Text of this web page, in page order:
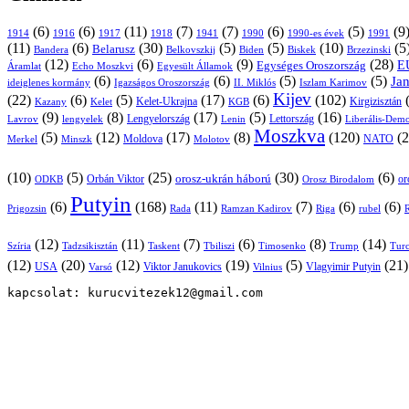
1914 (6) 1916 (6) 1917 (11) 1918 (7) 1941 (7) 1990 (6) 1990-es évek (5) 1991
(11) Bandera (6) Belarusz (30) Belkovszkij (5) Biden (5) Biskek (10) Brzezinski
Áramlat (12) Echo Moszkvi (6) Egyesült Államok (9) Egységes Oroszország (28)
ideiglenes kormány (6) Igazságos Oroszország (6) II. Miklós (5) Iszlam Karimov (5)
(22) Kazany (6) Kelet (5) Kelet-Ukrajna (17) KGB (6) Kijev (102) Kirgizisztán
Lavrov (9) lengyelek (8) Lengyelország (17) Lenin (5) Lettország (16) Liberális-
Merkel (5) Minszk (12) Moldova (17) Molotov (8) Moszkva (120) NATO
(10) ODKB (5) Orbán Viktor (25) orosz-ukrán háború (30) Orosz Birodalom (6)
Prigozsin (6) Putyin (168) Rada (11) Ramzan Kadirov (7) Riga (6) rubel (6)
Szíria (12) Tadzsikisztán (11) Taskent (7) Tbiliszi (6) Timosenko (8) Trump (14)
(12) USA (20) Varsó (12) Viktor Janukovics (19) Vilnius (5) Vlagyimir Putyin
kapcsolat: kurucvitezek12@gmail.com